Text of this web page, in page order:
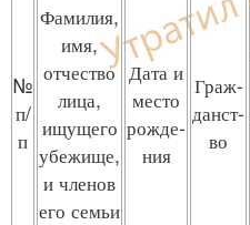
№
п/
п
Фамилия,
имя,
отчество
лица,
ищущего
убежище,
и членов
его семьи
Дата и
место
рожде-
ния
Граж-
данст-
во